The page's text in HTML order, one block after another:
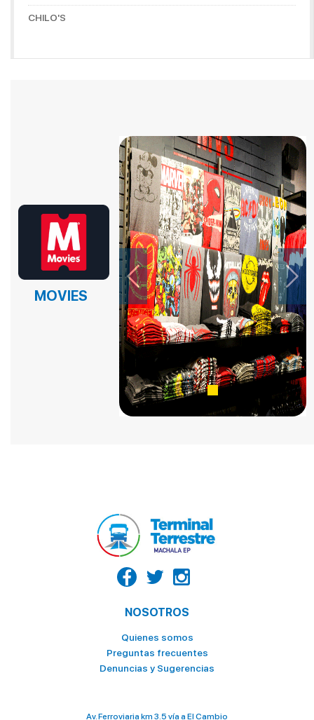
CHILO'S
EL EPICENTRO DEL SABOR – PANADERIA Y PASTELERIA
EL EPICENTRO DEL SABOR – PANADERIA Y PASTELERIA
EMPANADAS DE NICO
FAST BURGERS
Fina Reposteria
FRUTOX
LA CASA DEL TIGRILLO
PALACIO DEL TIGRILLO
MOVIES
Previous Next
NOSOTROS
Quienes somos
Preguntas frecuentes
Denuncias y Sugerencias
Av. Ferroviaria km 3.5 vía a El Cambio